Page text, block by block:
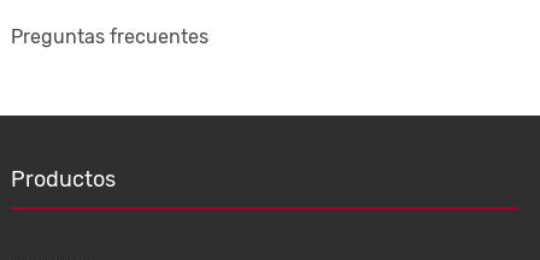
Preguntas frecuentes
Productos